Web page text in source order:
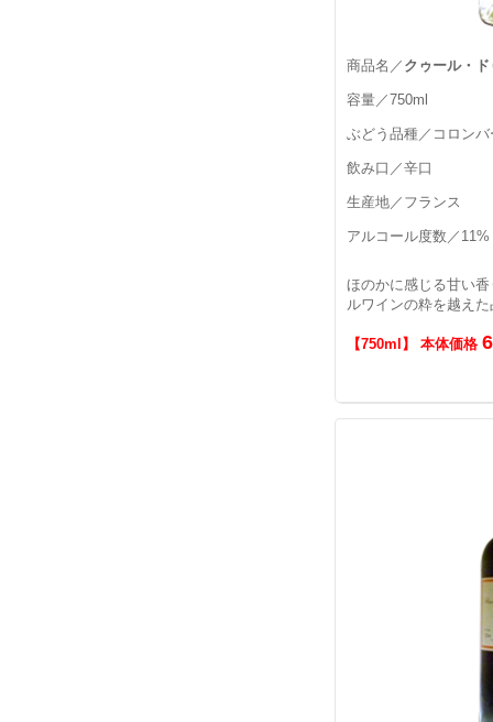
商品名／ クゥール・
容量／750ml
ぶどう品種／コロン
飲み口／辛口
生産地／フランス
アルコール度数／11%
ほのかに感じる甘い
ルワインの粋を越え
【750ml】 本体価格